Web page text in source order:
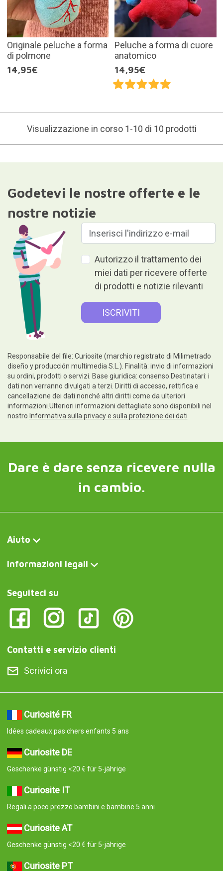
Originale peluche a forma
di polmone
14,95€
Peluche a forma di cuore
anatomico
14,95€
Visualizzazione in corso 1-10 di 10 prodotti
Godetevi le nostre offerte e le
nostre notizie
Autorizzo il trattamento dei
miei dati per ricevere offerte
di prodotti e notizie rilevanti
Responsabile del file: Curiosite (marchio registrato di Milimetrado
diseño y producción multimedia S.L.). Finalità: invio di informazioni
su ordini, prodotti o servizi. Base giuridica: consenso.Destinatari: i
dati non verranno divulgati a terzi. Diritti di accesso, rettifica e
cancellazione dei dati nonché altri diritti come da ulteriori
informazioni.Ulteriori informazioni dettagliate sono disponibili nel
nostro Informativa sulla privacy e sulla protezione dei dati
Dare è dare senza ricevere nulla
in cambio.
Aiuto
Informazioni legali
Seguiteci su
Contatti e servizio clienti
Scrivici ora
Curiosité FR
Idées cadeaux pas chers enfants 5 ans
Curiosite DE
Geschenke günstig <20 € für 5-jährige
Curiosite IT
Regali a poco prezzo bambini e bambine 5 anni
Curiosite AT
Geschenke günstig <20 € für 5-jährige
Curiosite PT